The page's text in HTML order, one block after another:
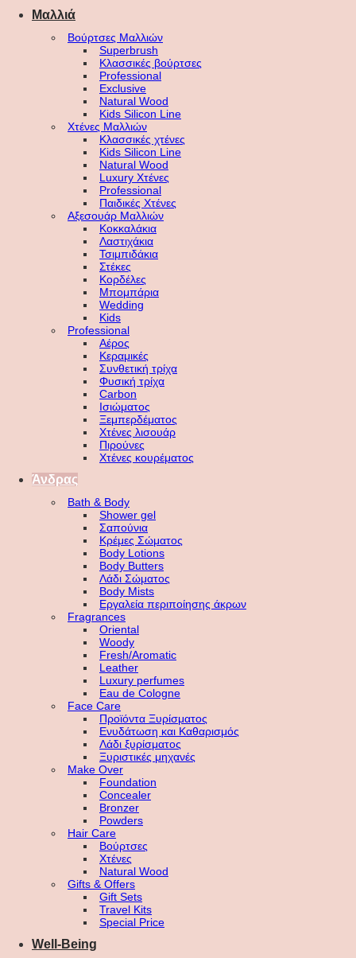
Μαλλιά
Βούρτσες Μαλλιών
Superbrush
Κλασσικές βούρτσες
Professional
Exclusive
Natural Wood
Kids Silicon Line
Χτένες Μαλλιών
Κλασσικές χτένες
Kids Silicon Line
Natural Wood
Luxury Χτένες
Professional
Παιδικές Χτένες
Αξεσουάρ Μαλλιών
Κοκκαλάκια
Λαστιχάκια
Τσιμπιδάκια
Στέκες
Κορδέλες
Μπομπάρια
Wedding
Kids
Professional
Αέρος
Κεραμικές
Συνθετική τρίχα
Φυσική τρίχα
Carbon
Ισιώματος
Ξεμπερδέματος
Χτένες λισουάρ
Πιρούνες
Χτένες κουρέματος
Άνδρας
Bath & Body
Shower gel
Σαπούνια
Κρέμες Σώματος
Body Lotions
Body Butters
Λάδι Σώματος
Body Mists
Εργαλεία περιποίησης άκρων
Fragrances
Oriental
Woody
Fresh/Aromatic
Leather
Luxury perfumes
Eau de Cologne
Face Care
Προϊόντα Ξυρίσματος
Ενυδάτωση και Καθαρισμός
Λάδι ξυρίσματος
Ξυριστικές μηχανές
Make Over
Foundation
Concealer
Bronzer
Powders
Hair Care
Βούρτσες
Χτένες
Natural Wood
Gifts & Offers
Gift Sets
Travel Kits
Special Price
Well-Being